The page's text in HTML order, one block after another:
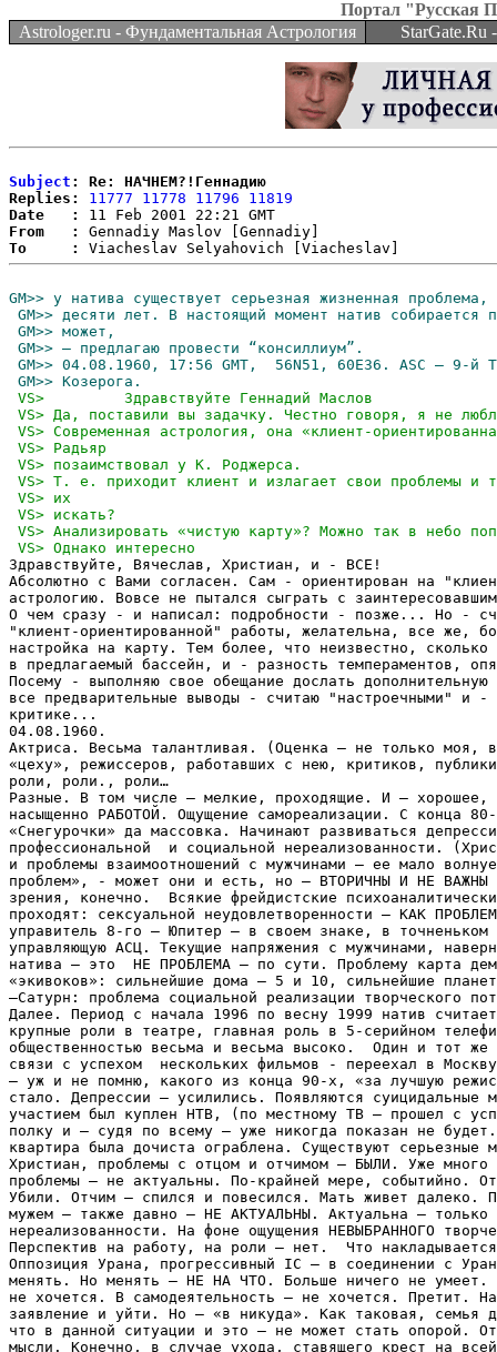
Портал "Русская
Astrologer.ru - Фундаментальная Астрология
StarGate.Ru
Subject : Re: НАЧНЕМ?!Геннадию
Replies:
11777 11778 11796
11819
Date   :
From   :
To     :
Здравствуйте, Вячеслав, Христиан, и - ВСЕ!
Абсолютно с Вами согласен. Сам - ориентирован на
астрологию. Вовсе не пытался сыграть с
О чем сразу - и написал: подробности - позже... Но -
"клиент-ориентированной" работы, желательна, все же,
настройка на карту. Тем более, что неизвестно, сколько
в предлагаемый бассейн, и - разность темпераментов,
Посему - выполняю свое обещание дослать
все предварительные выводы - считаю "настроечными" и -
критике...
04.08.1960.
Актриса. Весьма талантливая. (Оценка – не только моя,
«цеху», режиссеров, работавших с нею, критиков,
роли, роли., роли…
Разные. В том числе – мелкие, проходящие. И –
насыщенно РАБОТОЙ. Ощущение самореализации. С конца
«Снегурочки» да массовка. Начинают развиваться
профессиональной  и социальной нереализованности.
и проблемы взаимоотношений с мужчинами – ее мало
проблем», - может они и есть, но – ВТОРИЧНЫ И НЕ ВАЖНЫ
зрения, конечно.  Всякие фрейдистские
проходят: сексуальной неудовлетворенности – КАК
управитель 8-го – Юпитер – в своем знаке, в точненьком
управляющую АСЦ. Текущие напряжения с мужчинами,
натива – это  НЕ ПРОБЛЕМА – по сути. Проблему карта
«экивоков»: сильнейшие дома – 5 и 10, сильнейшие
–Сатурн: проблема социальной реализации творческого
Далее. Период с начала 1996 по весну 1999 натив
крупные роли в театре, главная роль в 5-серийном
общественностью весьма и весьма высоко.  Один и тот
связи с успехом  нескольких фильмов - переехал в
– уж и не помню, какого из конца 90-х, «за лучшую
стало. Депрессии – усилились. Появляются суицидальные
участием был куплен НТВ, (по местному ТВ – прошел с
полку и – судя по всему – уже никогда показан не
квартира была дочиста ограблена. Существуют серьезные
Христиан, проблемы с отцом и отчимом – БЫЛИ. Уже много
проблемы – не актуальны. По-крайней мере, событийно.
Убили. Отчим – спился и повесился. Мать живет далеко.
мужем – также давно – НЕ АКТУАЛЬНЫ. Актуальна – только
нереализованности. На фоне ощущения НЕВЫБРАННОГО
Перспектив на работу, на роли – нет.  Что
Оппозиция Урана, прогрессивный IC – в соединении с
менять. Но менять – НЕ НА ЧТО. Больше ничего не умеет.
не хочется. В самодеятельность – не хочется. Претит.
заявление и уйти. Но – «в никуда». Как таковая, семья
что в данной ситуации и это – не может стать опорой.
мысли. Конечно, в случае ухода, ставящего крест на